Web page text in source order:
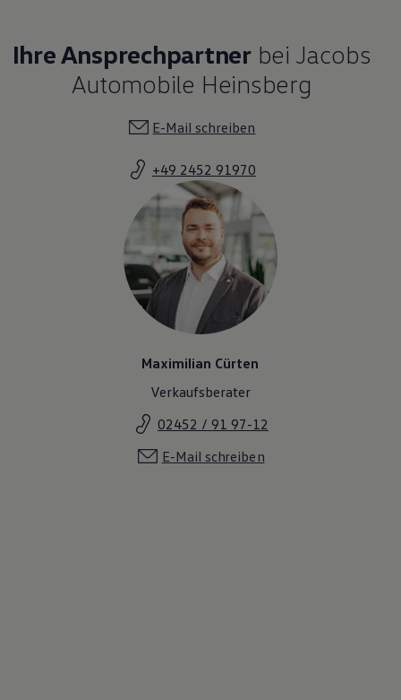
Ihre Ansprechpartnerbei Jacobs
Automobile Heinsberg
E-Mail schreiben
+49 2452 91970
Maximilian Cürten
Verkaufsberater
02452 / 91 97-12
E-Mail schreiben